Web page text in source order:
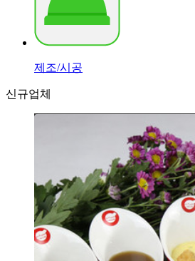
제조/시공
신규업체